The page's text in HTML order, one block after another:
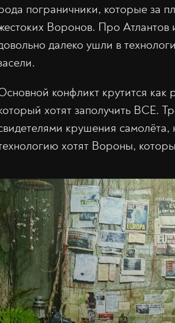
пограничники, которые за
Воронов. Про Атлантов
далеко ушли в
конфликт крутится как
хотят заполучить ВСЕ.
крушения
хотят Вороны,